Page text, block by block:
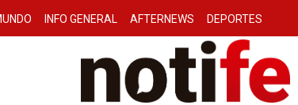
INFO GENERAL AFTERNEWS DEPORTES